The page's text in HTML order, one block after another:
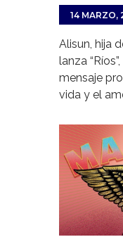
14 MARZO,
Alisun, hija
lanza
mensaje
vida y el